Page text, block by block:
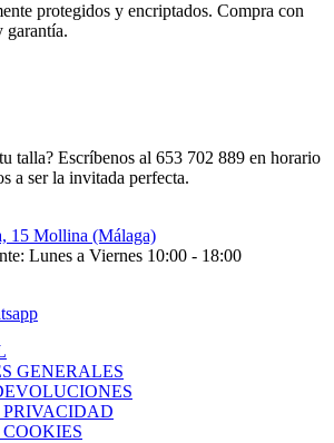
protegidos y encriptados. Compra con
garantía.
talla? Escríbenos al 653 702 889 en horario
a ser la invitada perfecta.
15 Mollina (Málaga)
Lunes a Viernes 10:00 - 18:00
GENERALES